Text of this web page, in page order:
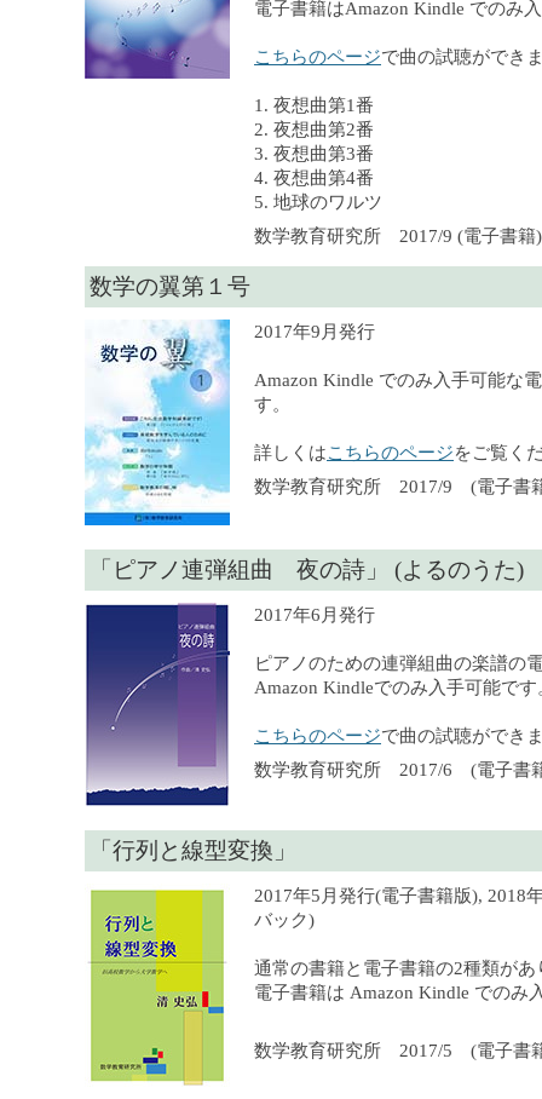
電子書籍はAmazon Kindle でのみ
こちらのページで曲の試聴ができ
1. 夜想曲第1番
2. 夜想曲第2番
3. 夜想曲第3番
4. 夜想曲第4番
5. 地球のワルツ
数学教育研究所 2017/9 (電子書籍
数学の翼第１号
2017年9月発行
Amazon Kindle でのみ入手可能な
す。
詳しくはこちらのページをご覧く
数学教育研究所 2017/9 (電子書
「ピアノ連弾組曲 夜の詩」 (よるのうた)
2017年6月発行
ピアノのための連弾組曲の楽譜の
Amazon Kindleでのみ入手可能です
こちらのページで曲の試聴ができ
数学教育研究所 2017/6 (電子書
「行列と線型変換」
2017年5月発行(電子書籍版), 2018
バック)
通常の書籍と電子書籍の2種類があ
電子書籍は Amazon Kindle でのみ
数学教育研究所 2017/5 (電子書